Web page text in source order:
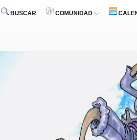
BUSCAR COMUNIDAD